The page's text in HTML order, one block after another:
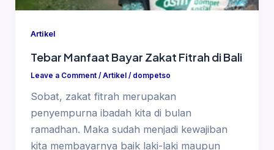
Artikel
Tebar Manfaat Bayar Zakat Fitrah di Bali
Leave a Comment / Artikel / dompetso
Sobat, zakat fitrah merupakan
penyempurna ibadah kita di bulan
ramadhan. Maka sudah menjadi kewajiban
kita membayarnya baik laki-laki maupun